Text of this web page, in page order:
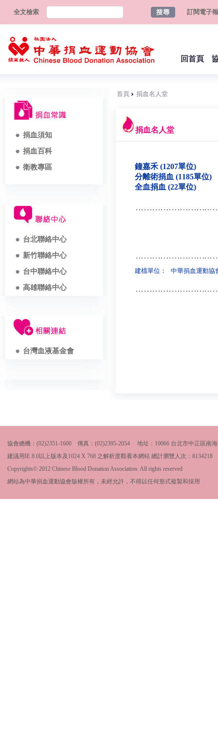
全文檢索 訂閱電子報
回首頁
捐血須知
捐血百科
衛教專區
台北聯絡中心
新竹聯絡中心
台中聯絡中心
高雄聯絡中心
台灣血液基金會
首頁 捐血名人堂
捐血名人堂
鐘嘉禾 (1207單位)
分離術捐血 (1185單位)
全血捐血 (22單位)
建檔單位： 中華捐血運動協
協會總機：(02)2351-1600 傳真：(02)2395-2054 地址：10066 台北市中正區南
建議用IE 8.0以上版本及1024 X 768 之解析度觀看本網站 總計瀏覽人次： 8134218
Copyrights© 2012 Chinese Blood Donation Association. All rights reserved
網站為中華捐血運動協會版權所有，未經允許，不得以任何形式複製和採用